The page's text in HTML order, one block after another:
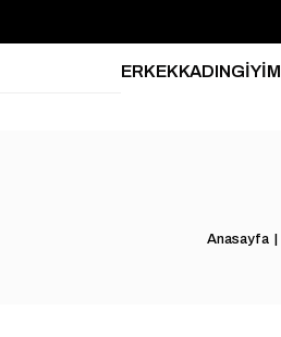
ERKEKKADINGİYİM
Anasayfa